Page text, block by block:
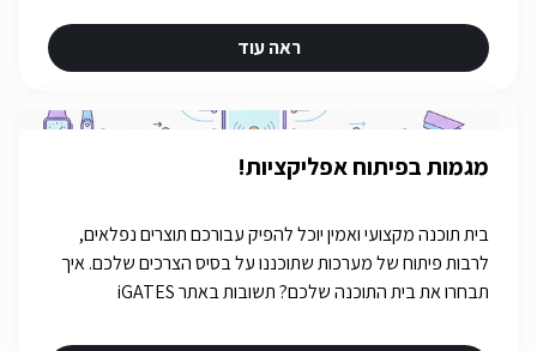
ראה עוד
מגמות בפיתוח אפליקציות!
בית תוכנה מקצועי ואמין יוכל להפיק עבורכם תוצרים נפלאים,
לרבות פיתוח של מערכות שתוכננו על בסיס הצרכים שלכם. איך
תבחרו את בית התוכנה שלכם? תשובות באתר iGATES